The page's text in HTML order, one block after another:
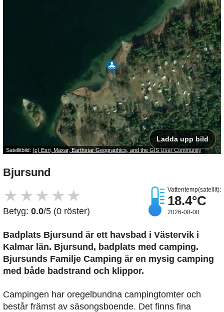
Satellitbild: (c) Esri, Maxar, Earthstar Geographics, and the GIS User Community
Ladda upp bild
Bjursund
★ ★ ★ ★ ★
Betyg: 0.0/5 (0 röster)
Vattentemp(satellit):
18.4°C
2026-08-08
Badplats Bjursund är ett havsbad i Västervik i
Kalmar län. Bjursund, badplats med camping.
Bjursunds Familje Camping är en mysig camping
med både badstrand och klippor.
Campingen har oregelbundna campingtomter och
består främst av säsongsboende. Det finns fina